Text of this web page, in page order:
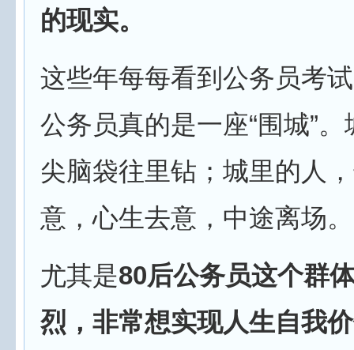
的现实。
这些年每每看到公务员考
公务员真的是一座“围城”
尖脑袋往里钻；城里的人
意，心生去意，中途离场。
尤其是80后公务员这个群
烈，非常想实现人生自我